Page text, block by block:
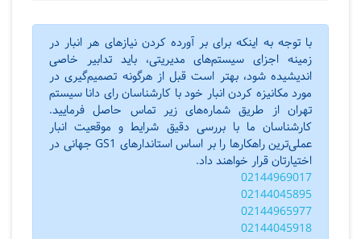
با توجه به اینکه برای بر آورده کردن نیازهای هر انبار در
زمینه اجزای سیستم‌های مدیریتی، باید تدابیر خاصی
اندیشیده شود، بهتر است قبل از هرگونه تصمیم‌گیری در
مورد مکانیزه کردن انبار خود با کارشناسان رای دانا سیستم
تهران از طریق شماره‌های زیر تماس حاصل فرمایید.
کارشناسان ما با بررسی دقیق شرایط و موقعیت انبار
عملی‌ترین راهکارها را بر اساس استاندارهای GS1 جهانی در
اختیارتان قرار خواهند داد.
02144969017
02144045895
02144965977
02144045918